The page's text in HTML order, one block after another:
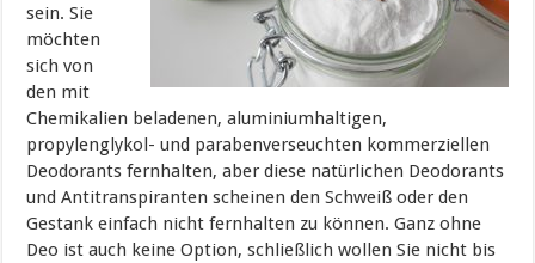
sein. Sie
möchten
sich von
den mit
Chemikalien beladenen, aluminiumhaltigen,
propylenglykol- und parabenverseuchten kommerziellen
Deodorants fernhalten, aber diese natürlichen Deodorants
und Antitranspiranten scheinen den Schweiß oder den
Gestank einfach nicht fernhalten zu können. Ganz ohne
Deo ist auch keine Option, schließlich wollen Sie nicht bis